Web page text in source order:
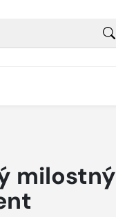
milostný